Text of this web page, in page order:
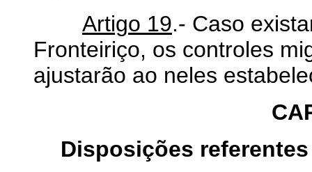
Artigo 19.- Caso
Fronteiriço, os controles
ajustarão ao neles
Disposições